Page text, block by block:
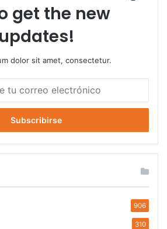
get the new
updates!
dolor sit amet, consectetur.
906
310